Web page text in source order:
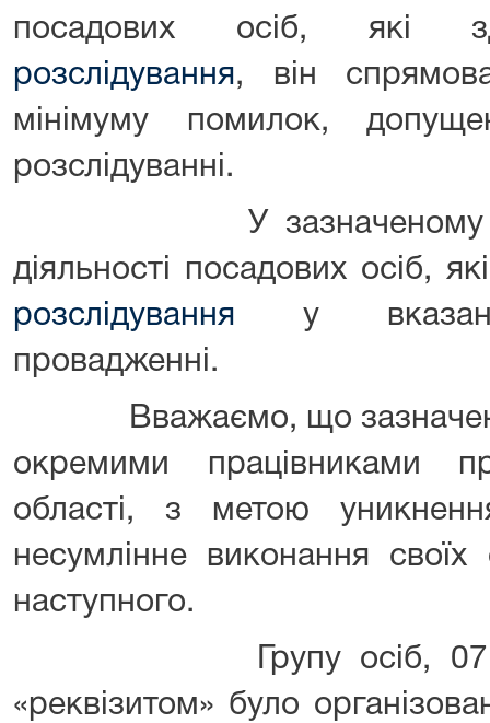
посадових осіб, які
розслідування, він
мінімуму помилок,
розслідуванні.
У зазначеному
діяльності посадових осіб,
розслідування у
провадженні.
Вважаємо, що зазначені
окремими працівниками
області, з метою
несумлінне виконання своїх
наступного.
Групу осіб,
«реквізитом» було